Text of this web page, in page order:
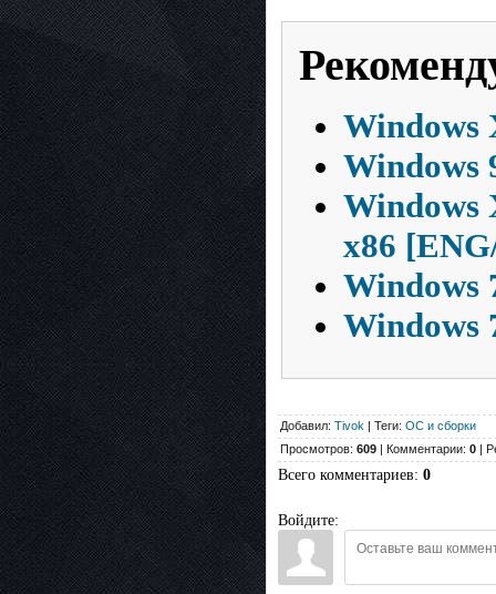
Windows
Windows
Windows
x86
Windows
Windows
Добавил: Tivok | Теги: ОС и сборки
Просмотров: 609 | Комментарии: 0 |
Всего комментариев: 0
Войдите: